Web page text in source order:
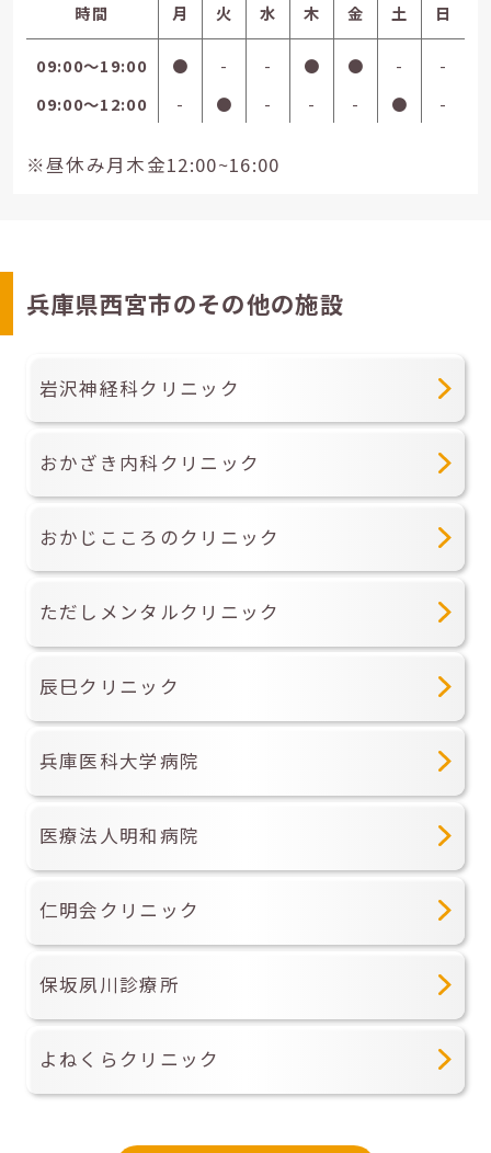
時間 月 火 水 木 金 土 日
09:00〜19:00 ● - - ● ● -
-
09:00〜12:00
- ● - - - ● -
※昼休み月木金12:00~16:00
兵庫県西宮市のその他の施設
岩沢神経科クリニック
おかざき内科クリニック
おかじこころのクリニック
ただしメンタルクリニック
辰巳クリニック
兵庫医科大学病院
医療法人明和病院
仁明会クリニック
保坂夙川診療所
よねくらクリニック